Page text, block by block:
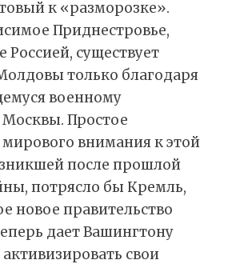
к «разморозке».
Приднестровье,
Россией, существует
только благодаря
военному
Простое
внимания к этой
после прошлой
потрясло бы Кремль,
новое правительство
дает Вашингтону
свои